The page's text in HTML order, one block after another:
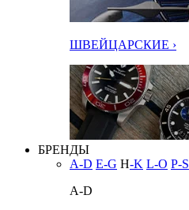
ШВЕЙЦАРСКИЕ ›
БРЕНДЫ
A-D E-G H-K L-O P-S
A-D